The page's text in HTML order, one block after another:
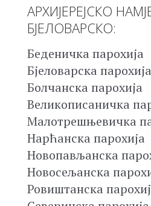
АРХИЈЕРЕЈСКО
БЈЕЛОВАРСКО:
Беденичка парохија
Бјеловарска парохија
Болчанска парохија
Великописаничка
Малотрешњевичка
Нарћанска парохија
Новопављанска
Новосељанска
Ровиштанска